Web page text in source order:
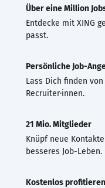
Über eine Million
Entdecke mit XING
passt.
Persönliche Job-
Lass Dich finden
Recruiter·innen.
21 Mio. Mitglieder
Knüpf neue
besseres Job-Leben.
Kostenlos profitieren